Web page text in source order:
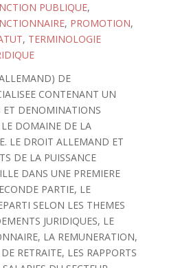
PUBLIQUE,
, PROMOTION,
, TERMINOLOGIE
DE
CONTENANT UN
ET DENOMINATIONS
DOMAINE DE LA
LE DROIT ALLEMAND ET
DE LA PUISSANCE
DANS UNE PREMIERE
PARTIE, LE
SELON LES THEMES
JURIDIQUES, LE
LA REMUNERATION,
RETRAITE, LES RAPPORTS